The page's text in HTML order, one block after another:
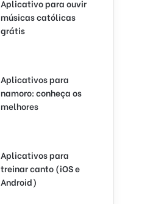
Aplicativo para ouvir
músicas católicas
grátis
Aplicativos para
namoro: conheça os
melhores
Aplicativos para
treinar canto (iOS e
Android)